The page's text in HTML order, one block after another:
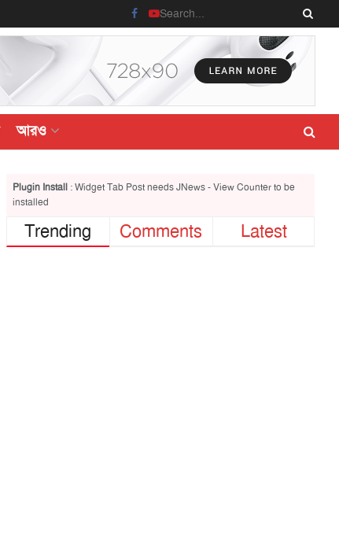
আরও
Plugin Install: Widget Tab Post needs JNews - View Counter to be
installed
Trending Comments Latest